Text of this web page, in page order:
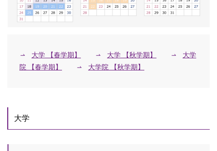
大学 【春学期】 大学 【秋学期】
大学
院 【春学期】
大学院 【秋学期】
大学